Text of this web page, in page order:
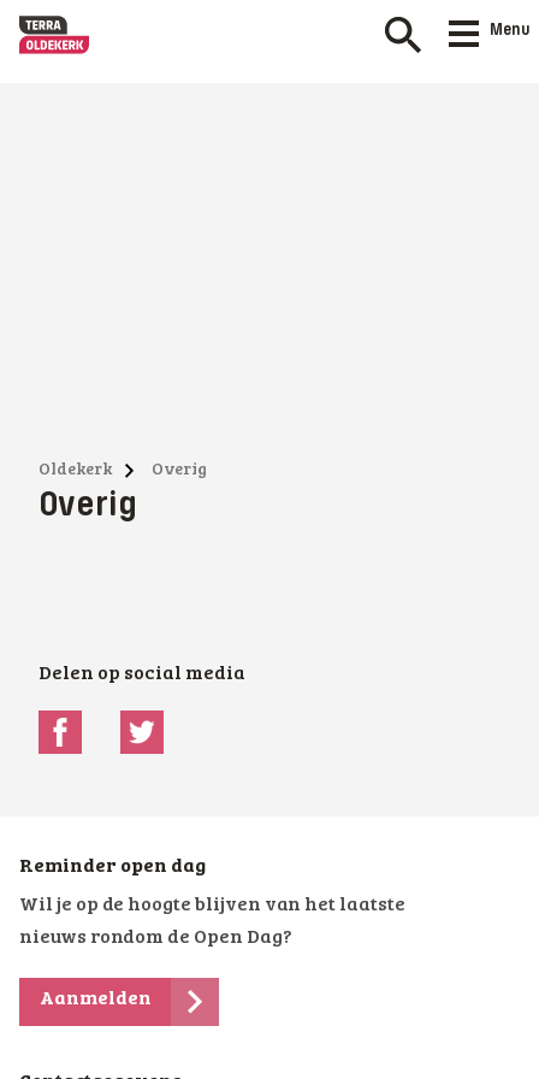
Menu
Oldekerk Overig
Overig
Delen op social media
Reminder open dag
Wil je op de hoogte blijven van het laatste
nieuws rondom de Open Dag?
Aanmelden